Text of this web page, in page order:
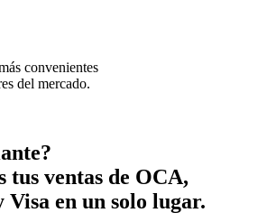
convenientes
del mercado.
tus ventas de OCA,
en un solo lugar.